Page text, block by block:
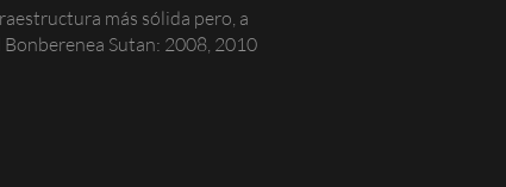
más sólida pero, a
Sutan: 2008, 2010